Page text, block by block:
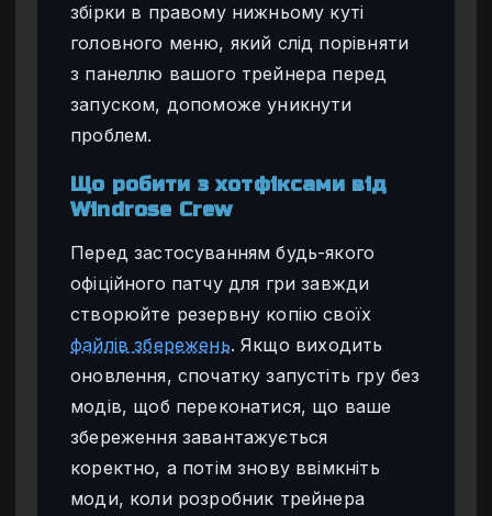
збірки в правому нижньому куті
головного меню, який слід порівняти
з панеллю вашого трейнера перед
запуском, допоможе уникнути
проблем.
Що робити з хотфіксами від
Windrose Crew
Перед застосуванням будь-якого
офіційного патчу для гри завжди
створюйте резервну копію своїх
файлів збережень. Якщо виходить
оновлення, спочатку запустіть гру без
модів, щоб переконатися, що ваше
збереження завантажується
коректно, а потім знову ввімкніть
моди, коли розробник трейнера